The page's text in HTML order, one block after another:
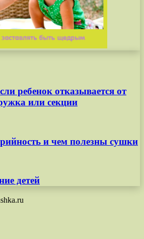
ребенок отказывается от
или секции
и чем полезны сушки
детей